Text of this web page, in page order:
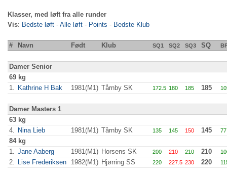
Klasser, med løft fra alle runder
Vis: Bedste løft - Alle løft - Points - Bedste Klub
# Navn Født Klub SQ1 SQ2 SQ3 SQ
Damer Senior
69 kg
1. Kathrine H Bak 1981(M1) Tårnby SK 172.5 180 185 185
Damer Masters 1
63 kg
4. Nina Lieb 1981(M1) Tårnby SK 135 145 150 145
84 kg
1. Jane Aaberg 1981(M1) Horsens SK 200 210 210 210
2. Lise Frederiksen 1982(M1) Hjørring SS 220 227.5 230 220